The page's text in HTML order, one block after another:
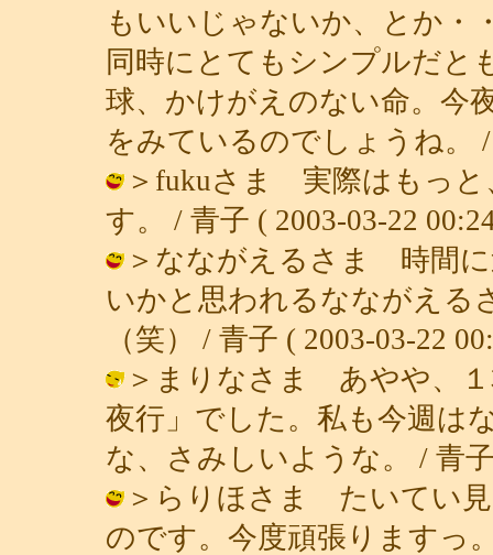
もいいじゃないか、とか・
同時にとてもシンプルだと
球、かけがえのない命。今
をみているのでしょうね。 /
＞fukuさま 実際はもっと
す。 / 青子 ( 2003-03-22
＞なながえるさま 時間に
いかと思われるなながえる
（笑） / 青子 ( 2003-03-22
＞まりなさま あやや、１
夜行」でした。私も今週は
な、さみしいような。 / 青
＞らりほさま たいてい見
のです。今度頑張りますっ